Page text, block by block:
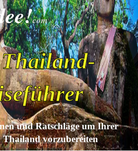
com
und Ratschläge um Ihrer
Thailand vorzubereiten